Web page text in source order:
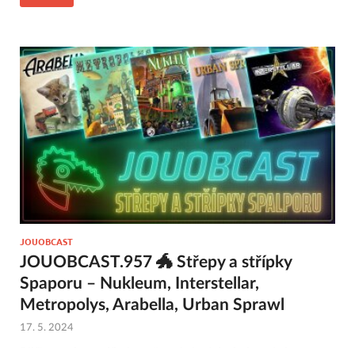
JOUOBCAST
JOUOBCAST.957 🐲 Střepy a střípky
Spaporu – Nukleum, Interstellar,
Metropolys, Arabella, Urban Sprawl
17. 5. 2024